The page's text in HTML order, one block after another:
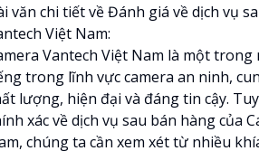
văn chi tiết về Đánh giá về dịch vụ
Việt Nam:
Vantech Việt Nam là một
trong lĩnh vực camera an ninh,
lượng, hiện đại và đáng tin cậy.
xác về dịch vụ sau bán hàng của
chúng ta cần xem xét từ nhiều